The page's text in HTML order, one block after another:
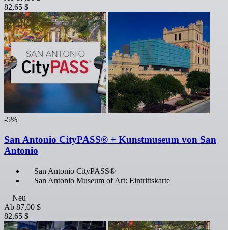
82,65 $
-5%
San Antonio CityPASS® + Kunstmuseum von San
Antonio
San Antonio CityPASS®
San Antonio Museum of Art: Eintrittskarte
Neu
Ab 87,00 $
82,65 $